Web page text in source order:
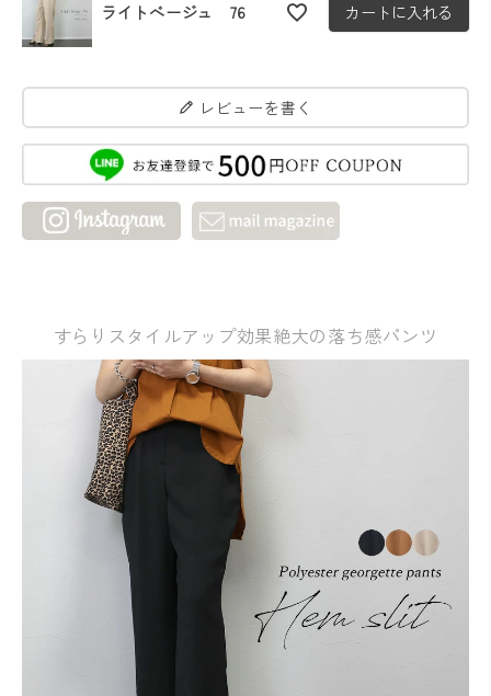
ライトベージュ 76 カートに入れる
レビューを書く
すらりスタイルアップ効果絶大の落ち感パンツ